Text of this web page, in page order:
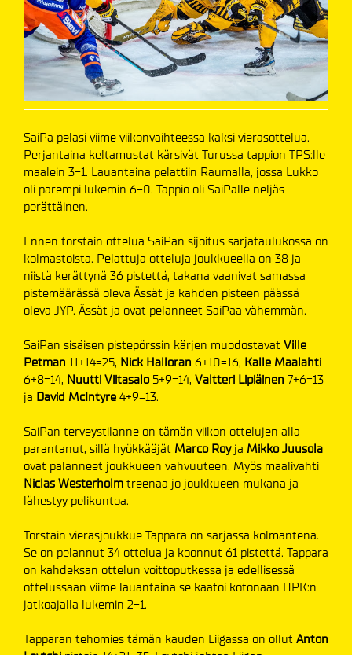
SaiPa pelasi viime viikonvaihteessa kaksi vierasottelua.
Perjantaina keltamustat kärsivät Turussa tappion TPS:lle
maalein 3-1. Lauantaina pelattiin Raumalla, jossa Lukko
oli parempi lukemin 6-0. Tappio oli SaiPalle neljäs
perättäinen.
Ennen torstain ottelua SaiPan sijoitus sarjataulukossa on
kolmastoista. Pelattuja otteluja joukkueella on 38 ja
niistä kerättynä 36 pistettä, takana vaanivat samassa
pistemäärässä oleva Ässät ja kahden pisteen päässä
oleva JYP. Ässät ja ovat pelanneet SaiPaa vähemmän.
SaiPan sisäisen pistepörssin kärjen muodostavat Ville
Petman 11+14=25, Nick Halloran 6+10=16, Kalle Maalahti
6+8=14, Nuutti Viitasalo5+9=14, Valtteri Lipiäinen 7+6=13
ja David McIntyre 4+9=13.
SaiPan terveystilanne on tämän viikon ottelujen alla
parantanut, sillä hyökkääjät Marco Roy ja Mikko Juusola
ovat palanneet joukkueen vahvuuteen. Myös maalivahti
Niclas Westerholm treenaa jo joukkueen mukana ja
lähestyy pelikuntoa.
Torstain vierasjoukkue Tappara on sarjassa kolmantena.
Se on pelannut 34 ottelua ja koonnut 61 pistettä. Tappara
on kahdeksan ottelun voittoputkessa ja edellisessä
ottelussaan viime lauantaina se kaatoi kotonaan HPK:n
jatkoajalla lukemin 2-1.
Tapparan tehomies tämän kauden Liigassa on ollut Anton